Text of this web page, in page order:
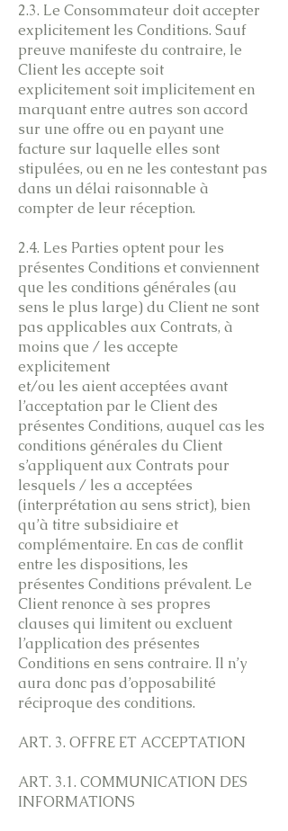
2.3. Le Consommateur doit accepter
explicitement les Conditions. Sauf
preuve manifeste du contraire, le
Client les accepte soit
explicitement soit implicitement en
marquant entre autres son accord
sur une offre ou en payant une
facture sur laquelle elles sont
stipulées, ou en ne les contestant pas
dans un délai raisonnable à
compter de leur réception.
2.4. Les Parties optent pour les
présentes Conditions et conviennent
que les conditions générales (au
sens le plus large) du Client ne sont
pas applicables aux Contrats, à
moins que / les accepte
explicitement
et/ou les aient acceptées avant
l’acceptation par le Client des
présentes Conditions, auquel cas les
conditions générales du Client
s’appliquent aux Contrats pour
lesquels / les a acceptées
(interprétation au sens strict), bien
qu’à titre subsidiaire et
complémentaire. En cas de conflit
entre les dispositions, les
présentes Conditions prévalent. Le
Client renonce à ses propres
clauses qui limitent ou excluent
l’application des présentes
Conditions en sens contraire. Il n’y
aura donc pas d’opposabilité
réciproque des conditions.
ART. 3. OFFRE ET ACCEPTATION
ART. 3.1. COMMUNICATION DES
INFORMATIONS